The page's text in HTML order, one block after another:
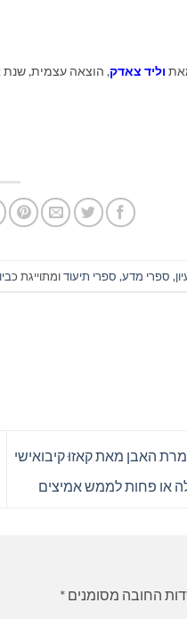
וליד צאדק, הוצאה עצמית, שנת 2012, 211 עמודים
ספרי מדע, ספרי תיעודומתוייגת כ
האבן מאת קאזוּ קיבואישי
החובה מסומנים *